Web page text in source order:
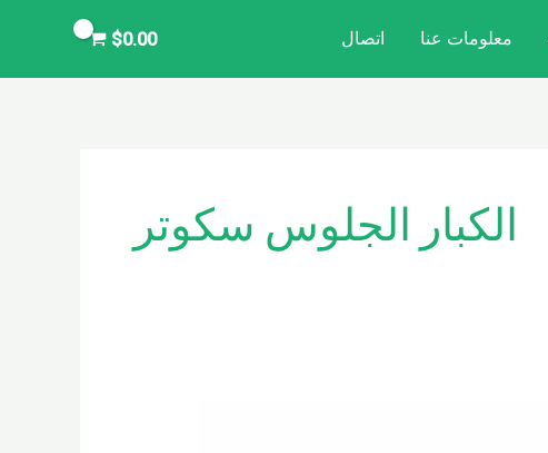
معلومات عنا اتصال $0.00
الكبار الجلوس سكوتر